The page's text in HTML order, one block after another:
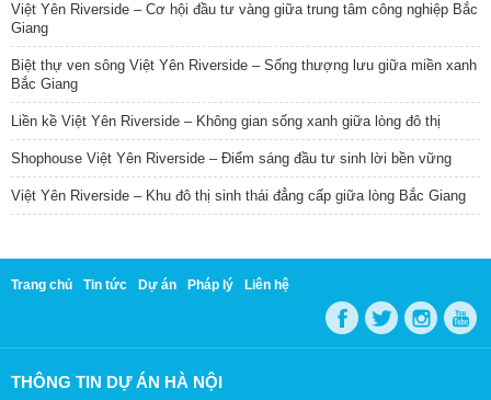
Việt Yên Riverside – Cơ hội đầu tư vàng giữa trung tâm công nghiệp Bắc
Giang
Biệt thự ven sông Việt Yên Riverside – Sống thượng lưu giữa miền xanh
Bắc Giang
Liền kề Việt Yên Riverside – Không gian sống xanh giữa lòng đô thị
Shophouse Việt Yên Riverside – Điểm sáng đầu tư sinh lời bền vững
Việt Yên Riverside – Khu đô thị sinh thái đẳng cấp giữa lòng Bắc Giang
Trang chủ Tin tức Dự án Pháp lý Liên hệ
THÔNG TIN DỰ ÁN HÀ NỘI